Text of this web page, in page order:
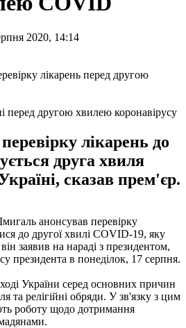
2020, 14:14
перед другою хвилею коронавірусу
лікарень до
друга хвиля
сказав прем'єр.
анонсував перевірку
до другої хвилі COVID-19, яку
заявив на нараді з президентом,
президента в понеділок, 17 серпня.
України серед основних причин
та релігійні обряди. У зв'язку з цим
роботу щодо дотримання